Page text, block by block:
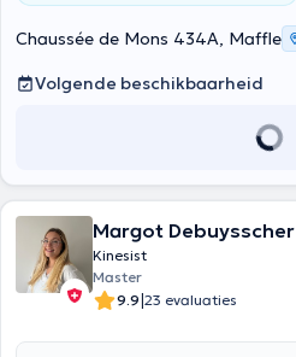
Chaussée de Mons 434A, Maffle
Volgende beschikbaarheid
Margot Debuysscher
Kinesist
Master
9.9|23 evaluaties